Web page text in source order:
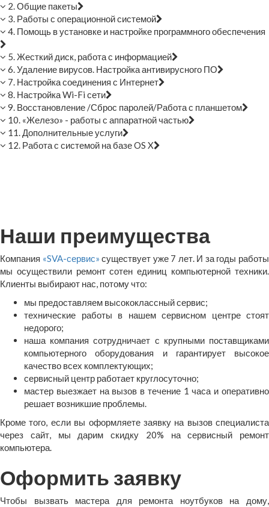
2. Общие пакеты
3. Работы с операционной системой
4. Помощь в установке и настройке программного обеспечения
5. Жесткий диск, работа с информацией
6. Удаление вирусов. Настройка антивирусного ПО
7. Настройка соединения с Интернет
8. Настройка Wi-Fi сети
9. Восстановление /Сброс паролей/Работа с планшетом
10. «Железо» - работы с аппаратной частью
11. Дополнительные услуги
12. Работа с системой на базе OS X
Наши преимущества
Компания «SVA-сервис» существует уже 7 лет. И за годы работы
мы осуществили ремонт сотен единиц компьютерной техники.
Клиенты выбирают нас, потому что:
мы предоставляем высококлассный сервис;
технические работы в нашем сервисном центре стоят
недорого;
наша компания сотрудничает с крупными поставщиками
компьютерного оборудования и гарантирует высокое
качество всех комплектующих;
сервисный центр работает круглосуточно;
мастер выезжает на вызов в течение 1 часа и оперативно
решает возникшие проблемы.
Кроме того, если вы оформляете заявку на вызов специалиста
через сайт, мы дарим скидку 20% на сервисный ремонт
компьютера.
Оформить заявку
Чтобы вызвать мастера для ремонта ноутбуков на дому,